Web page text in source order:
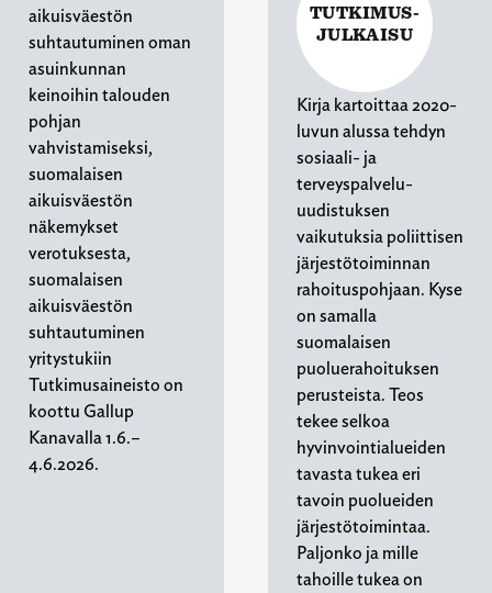
aikuisväestön
suhtautuminen oman
asuinkunnan
keinoihin talouden
pohjan
vahvistamiseksi,
suomalaisen
aikuisväestön
näkemykset
verotuksesta,
suomalaisen
aikuisväestön
suhtautuminen
yritystukiin
Tutkimusaineisto on
koottu Gallup
Kanavalla 1.6.–
4.6.2026.
TUTKIMUS-
JULKAISU
Kirja kartoittaa 2020-
luvun alussa tehdyn
sosiaali- ja
terveyspalvelu-
uudistuksen
vaikutuksia poliittisen
järjestötoiminnan
rahoituspohjaan. Kyse
on samalla
suomalaisen
puoluerahoituksen
perusteista. Teos
tekee selkoa
hyvinvointialueiden
tavasta tukea eri
tavoin puolueiden
järjestötoimintaa.
Paljonko ja mille
tahoille tukea on